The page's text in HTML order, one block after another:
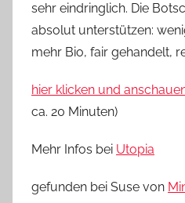
sehr eindringlich. Die
absolut unterstützen:
mehr Bio, fair gehandelt,
hier klicken und
ca. 20 Minuten)
Mehr Infos bei Utopia
gefunden bei Suse von